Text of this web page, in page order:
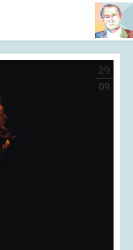
29
09